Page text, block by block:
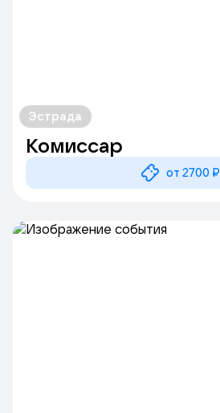
Эстрада
Комиссар
от 2700 ₽